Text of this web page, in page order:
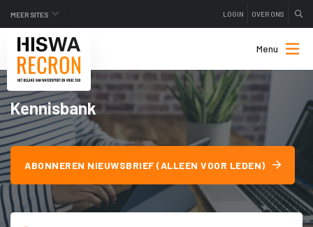
MEER SITES LOGIN OVER ONS
Menu
Kennisbank
ABONNEREN NIEUWSBRIEF (ALLEEN VOOR LEDEN)